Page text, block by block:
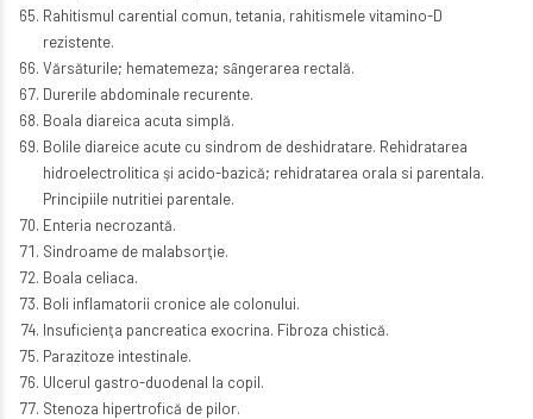
Rahitismul carential comun, tetania, rahitismele vitamino-D
rezistente.
Vărsăturile; hematemeza; sȃngerarea rectală.
Durerile abdominale recurente.
Boala diareica acuta simplă.
Bolile diareice acute cu sindrom de deshidratare. Rehidratarea
hidroelectrolitica şi acido-bazică; rehidratarea orala si parentala.
Principiile nutritiei parentale.
Enteria necrozantă.
Sindroame de malabsorţie.
Boala celiaca.
Boli inflamatorii cronice ale colonului.
Insuficienţa pancreatica exocrina. Fibroza chistică.
Parazitoze intestinale.
Ulcerul gastro-duodenal la copil.
Stenoza hipertrofică de pilor.